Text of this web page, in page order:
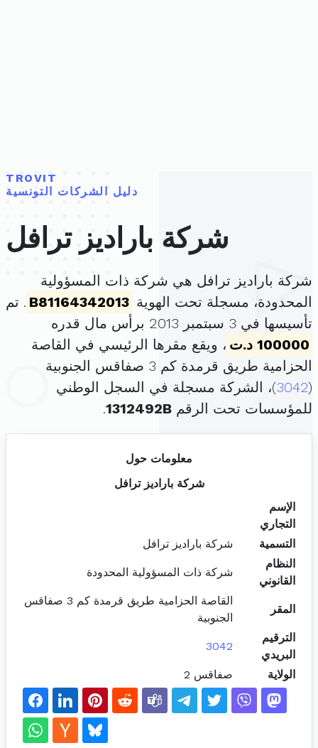
TROVIT
دليل الشركات التونسية
شركة باراديز ترافل
شركة باراديز ترافل هي شركة ذات المسؤولية
المحدودة، مسجلة تحت الهوية B81164342013 . تم
تأسيسها في 3 سبتمبر 2013 برأس مال قدره
100000 د.ت
، ويقع مقرها الرئيسي في القاصة
الحزامية طريق قرمدة كم 3 صفاقس الجنوبية
(
3042)، الشركة مسجلة في السجل الوطني
للمؤسسات تحت الرقم 1312492B
.
معلومات حول
شركة باراديز ترافل
الإسم
التجاري
التسمية
شركة باراديز ترافل
النظام
القانوني
شركة ذات المسؤولية المحدودة
المقر
القاصة الحزامية طريق قرمدة كم 3 صفاقس
الجنوبية
الترقيم
البريدي
3042
الولاية صفاقس 2